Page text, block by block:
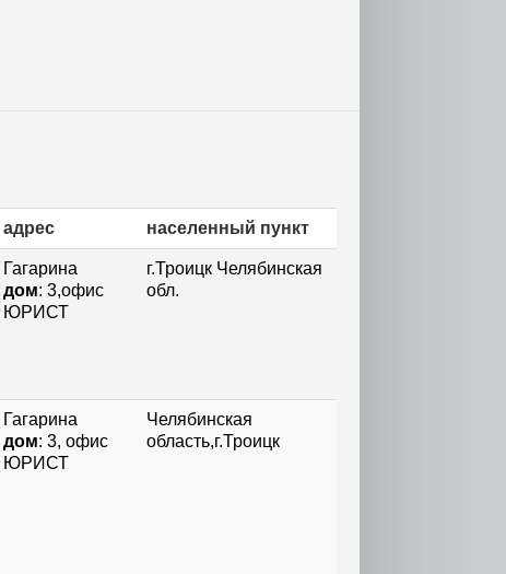
адрес населенный пункт
Гагарина
дом: 3,офис
ЮРИСТ
г.Троицк Челябинская
обл.
Гагарина
дом: 3, офис
ЮРИСТ
Челябинская
область,г.Троицк